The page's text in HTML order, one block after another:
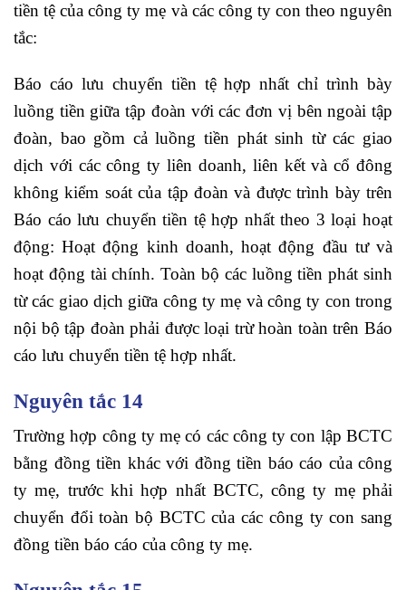
tiền tệ của công ty mẹ và các công ty con theo nguyên
tắc:
Báo cáo lưu chuyển tiền tệ hợp nhất chỉ trình bày
luồng tiền giữa tập đoàn với các đơn vị bên ngoài tập
đoàn, bao gồm cả luồng tiền phát sinh từ các giao
dịch với các công ty liên doanh, liên kết và cổ đông
không kiểm soát của tập đoàn và được trình bày trên
Báo cáo lưu chuyển tiền tệ hợp nhất theo 3 loại hoạt
động: Hoạt động kinh doanh, hoạt động đầu tư và
hoạt động tài chính. Toàn bộ các luồng tiền phát sinh
từ các giao dịch giữa công ty mẹ và công ty con trong
nội bộ tập đoàn phải được loại trừ hoàn toàn trên Báo
cáo lưu chuyển tiền tệ hợp nhất.
Nguyên tắc 14
Trường hợp công ty mẹ có các công ty con lập BCTC
bằng đồng tiền khác với đồng tiền báo cáo của công
ty mẹ, trước khi hợp nhất BCTC, công ty mẹ phải
chuyển đổi toàn bộ BCTC của các công ty con sang
đồng tiền báo cáo của công ty mẹ.